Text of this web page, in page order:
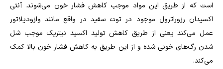
است که از طریق این مواد موجب کاهش فشار خون می‌شوند. آنتی
اکسیدان رزوراترول موجود در توت سفید در واقع مانند وازودیلاتور
عمل می‌کند یعنی از طریق کاهش تولید اکسید نیتریک موجب شل
شدن رگ‌های خونی شده و از این طریق به کاهش فشار خون بالا کمک
می‌کند.